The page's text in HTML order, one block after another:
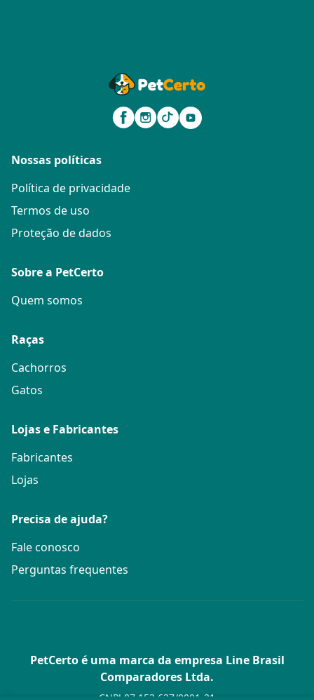
Nossas políticas
Política de privacidade
Termos de uso
Proteção de dados
Sobre a PetCerto
Quem somos
Raças
Cachorros
Gatos
Lojas e Fabricantes
Fabricantes
Lojas
Precisa de ajuda?
Fale conosco
Perguntas frequentes
PetCerto é uma marca da empresa Line Brasil
Comparadores Ltda.